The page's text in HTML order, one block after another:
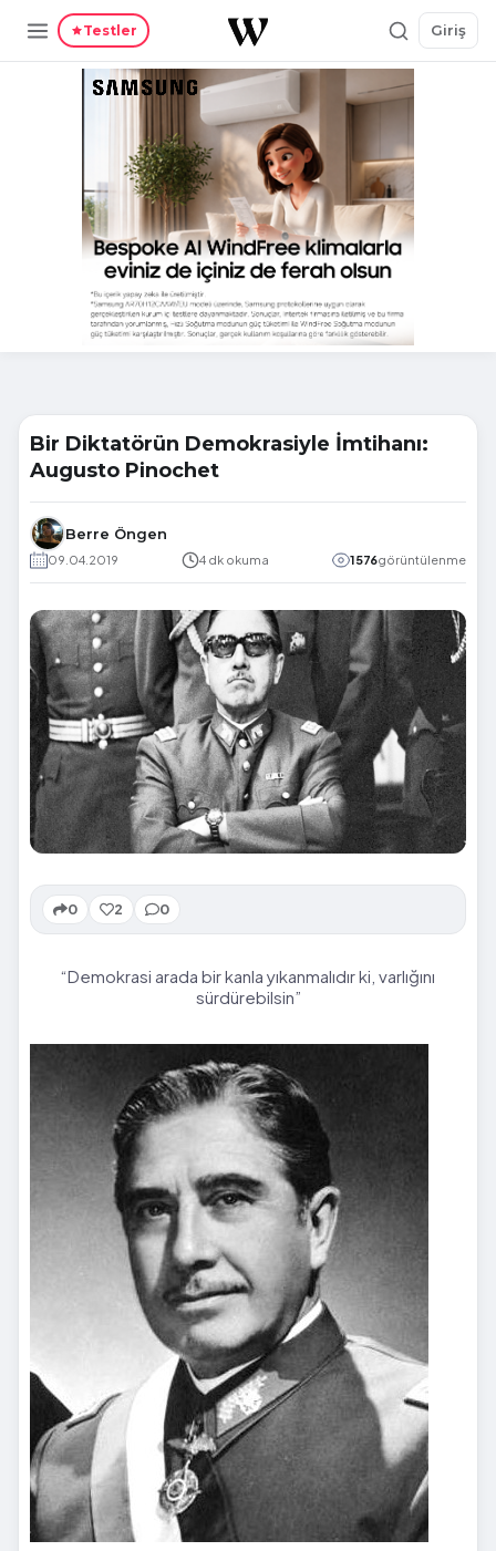
Testler Giriş
Bir Diktatörün Demokrasiyle İmtihanı:
Augusto Pinochet
Berre Öngen
09.04.2019 4 dk okuma 1576görüntülenme
0 2 0
“Demokrasi arada bir kanla yıkanmalıdır ki, varlığını
sürdürebilsin”